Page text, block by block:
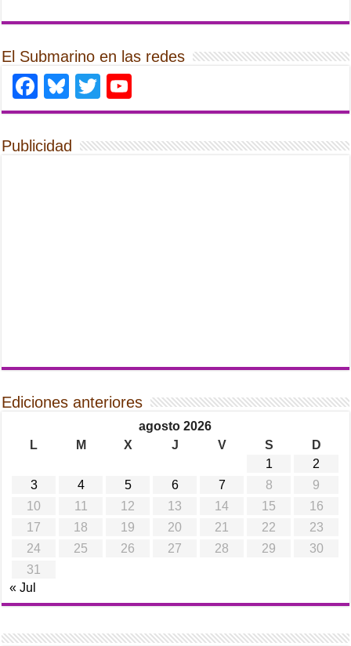
El Submarino en las redes
Facebook
Bluesky
Twitter
Publicidad
Ediciones anteriores
agosto 2026
L
M X J V S
D
1
2
3
4 5 6 7 8
9
10
11 12 13 14 15
16
17
18 19 20 21 22
23
24
25 26 27 28 29
30
31
« Jul